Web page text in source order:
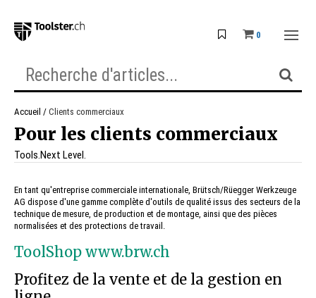
0
Accueil Clients commerciaux
Pour les clients commerciaux
Tools.Next Level.
En tant qu'entreprise commerciale internationale, Brütsch/Rüegger Werkzeuge
AG dispose d'une gamme complète d'outils de qualité issus des secteurs de la
technique de mesure, de production et de montage, ainsi que des pièces
normalisées et des protections de travail.
ToolShop www.brw.ch
Profitez de la vente et de la gestion en